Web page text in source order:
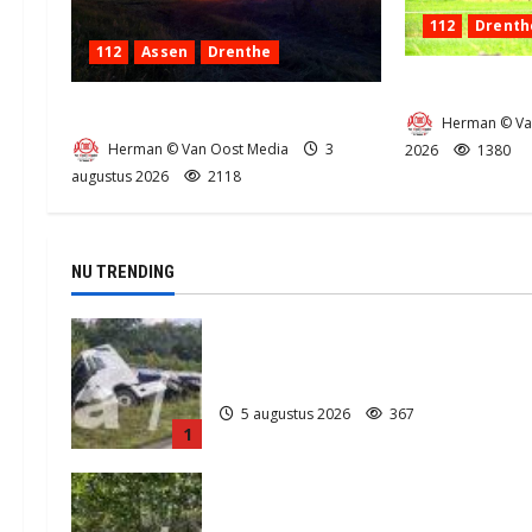
112 Assen Drenthe
Herman © Van Oost Media
3
augustus 2026
2118
112
Herman ©
2026
1380
NU TRENDING
1
5 augustus 2026 367